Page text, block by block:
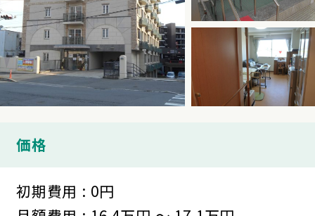
価格
初期費用 : 0円